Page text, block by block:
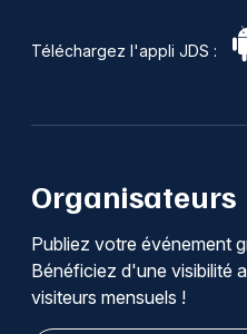
Téléchargez l'appli JDS :
Organisateurs
Publiez votre événement
Bénéficiez d'une visibilité
visiteurs mensuels !